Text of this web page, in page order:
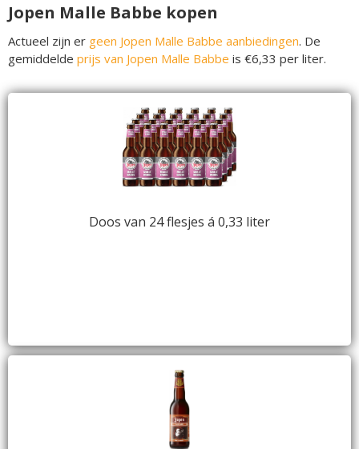
Jopen Malle Babbe kopen
Actueel zijn er geen Jopen Malle Babbe aanbiedingen. De
gemiddelde prijs van Jopen Malle Babbe is €6,33 per liter.
Doos van 24 flesjes á 0,33 liter